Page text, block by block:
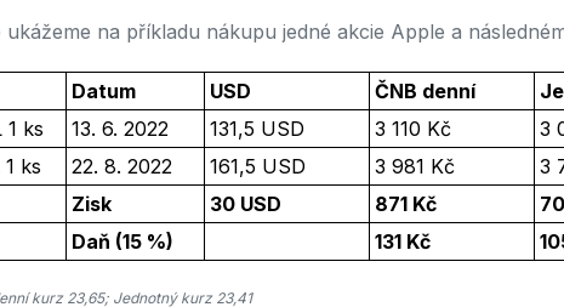
ukážeme na příkladu nákupu jedné akcie Apple a
Datum USD ČNB denní
1 ks
13. 6. 2022 131,5 USD 3 110 Kč
3
ks
22. 8. 2022 161,5 USD 3 981 Kč
3
Zisk
30 USD 871 Kč
Daň (15 %)
131 Kč
kurz 23,65; Jednotný kurz 23,41